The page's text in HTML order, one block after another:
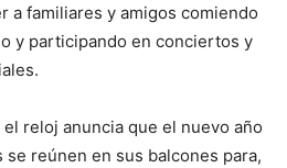
a familiares y amigos comiendo
y participando en conciertos y
reloj anuncia que el nuevo año
se reúnen en sus balcones para,